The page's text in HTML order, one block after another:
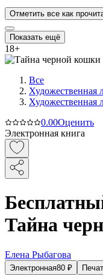
Отметить все как
Показать ещё
18+
Все
Художественная
Художественная
0.00Оценить
Электронная книга
Тайна
Елена Рыбагова
Электронная80 ₽